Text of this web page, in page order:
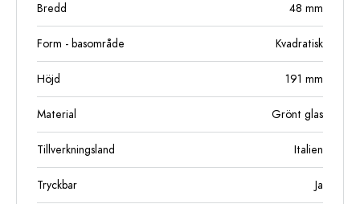
Bredd 48 mm
Form - basområde Kvadratisk
Höjd 191 mm
Material Grönt glas
Tillverkningsland Italien
Tryckbar Ja